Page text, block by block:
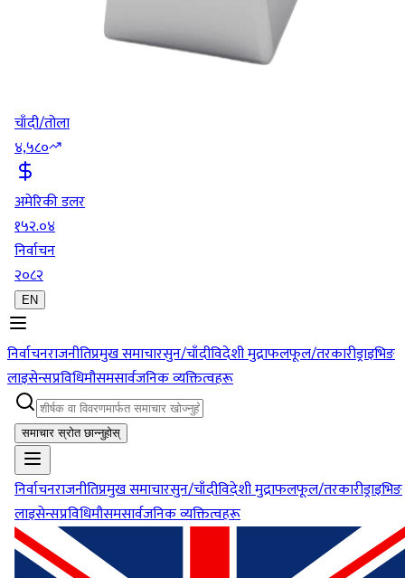
चाँदी/तोला
४,५८०
अमेरिकी डलर
१५२.०४
निर्वाचन
२०८२
EN
निर्वाचनराजनीतिप्रमुख समाचारसुन/चाँदीविदेशी मुद्राफलफूल/तरकारीड्राइभिङ
लाइसेन्सप्रविधिमौसमसार्वजनिक व्यक्तित्वहरू
समाचार स्रोत छान्नुहोस्
निर्वाचनराजनीतिप्रमुख समाचारसुन/चाँदीविदेशी मुद्राफलफूल/तरकारीड्राइभिङ
लाइसेन्सप्रविधिमौसमसार्वजनिक व्यक्तित्वहरू